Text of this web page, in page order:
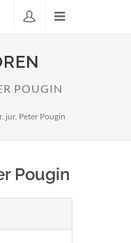
POUGIN
jur. Peter Pougin
Pougin